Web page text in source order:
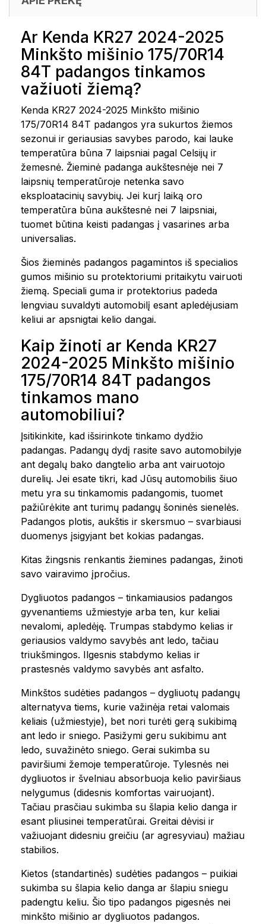
Ar Kenda KR27 2024-2025
Minkšto mišinio 175/70R14
84T padangos tinkamos
važiuoti žiemą?
Kenda KR27 2024-2025 Minkšto mišinio
175/70R14 84T padangos yra sukurtos žiemos
sezonui ir geriausias savybes parodo, kai lauke
temperatūra būna 7 laipsniai pagal Celsijų ir
žemesnė. Žieminė padanga aukštesnėje nei 7
laipsnių temperatūroje netenka savo
eksploatacinių savybių. Jei kurį laiką oro
temperatūra būna aukštesnė nei 7 laipsniai,
tuomet būtina keisti padangas į vasarines arba
universalias.
Šios žieminės padangos pagamintos iš specialios
gumos mišinio su protektoriumi pritaikytu vairuoti
žiemą. Speciali guma ir protektorius padeda
lengviau suvaldyti automobilį esant apledėjusiam
keliui ar apsnigtai kelio dangai.
Kaip žinoti ar Kenda KR27
2024-2025 Minkšto mišinio
175/70R14 84T padangos
tinkamos mano
automobiliui?
Įsitikinkite, kad išsirinkote tinkamo dydžio
padangas. Padangų dydį rasite savo automobilyje
ant degalų bako dangtelio arba ant vairuotojo
durelių. Jei esate tikri, kad Jūsų automobilis šiuo
metu yra su tinkamomis padangomis, tuomet
pažiūrėkite ant turimų padangų šoninės sienelės.
Padangos plotis, aukštis ir skersmuo – svarbiausi
duomenys įsigyjant bet kokias padangas.
Kitas žingsnis renkantis žiemines padangas, žinoti
savo vairavimo įpročius.
Dygliuotos padangos – tinkamiausios padangos
gyvenantiems užmiestyje arba ten, kur keliai
nevalomi, apledėję. Trumpas stabdymo kelias ir
geriausios valdymo savybės ant ledo, tačiau
triukšmingos. Ilgesnis stabdymo kelias ir
prastesnės valdymo savybės ant asfalto.
Minkštos sudėties padangos – dygliuotų padangų
alternatyva tiems, kurie važinėja retai valomais
keliais (užmiestyje), bet nori turėti gerą sukibimą
ant ledo ir sniego. Pasižymi geru sukibimu ant
ledo, suvažinėto sniego. Gerai sukimba su
paviršiumi žemoje temperatūroje. Tylesnės nei
dygliuotos ir švelniau absorbuoja kelio paviršiaus
nelygumus (didesnis komfortas vairuojant).
Tačiau prasčiau sukimba su šlapia kelio danga ir
esant pliusinei temperatūrai. Greitai dėvisi ir
važiuojant didesniu greičiu (ar agresyviau) mažiau
stabilios.
Kietos (standartinės) sudėties padangos – puikiai
sukimba su šlapia kelio danga ar šlapiu sniegu
padengtu keliu. Šio tipo padangos pigesnės nei
minkšto mišinio ar dygliuotos padangos.